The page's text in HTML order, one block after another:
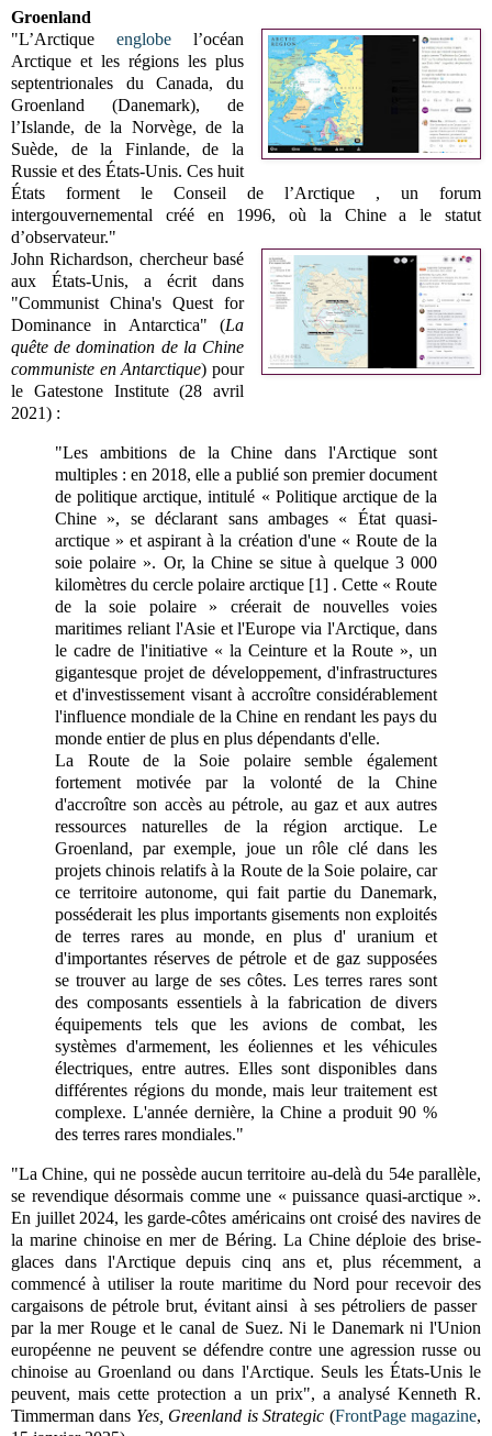
Groenland
"L’Arctique englobe l’océan
Arctique et les régions les plus
septentrionales du Canada, du
Groenland (Danemark), de
l’Islande, de la Norvège, de la
Suède, de la Finlande, de la
Russie et des États-Unis. Ces huit
États forment le Conseil de l’Arctique , un forum
intergouvernemental créé en 1996, où la Chine a le statut
d’observateur."
John Richardson, chercheur basé
aux États-Unis, a écrit dans
"Communist China's Quest for
Dominance in Antarctica" (La
quête de domination de la Chine
communiste en Antarctique) pour
le Gatestone Institute (28 avril
2021) :
"Les ambitions de la Chine dans l'Arctique sont
multiples : en 2018, elle a publié son premier document
de politique arctique, intitulé « Politique arctique de la
Chine », se déclarant sans ambages « État quasi-
arctique » et aspirant à la création d'une « Route de la
soie polaire ». Or, la Chine se situe à quelque 3 000
kilomètres du cercle polaire arctique [1] . Cette « Route
de la soie polaire » créerait de nouvelles voies
maritimes reliant l'Asie et l'Europe via l'Arctique, dans
le cadre de l'initiative « la Ceinture et la Route », un
gigantesque projet de développement, d'infrastructures
et d'investissement visant à accroître considérablement
l'influence mondiale de la Chine en rendant les pays du
monde entier de plus en plus dépendants d'elle.
La Route de la Soie polaire semble également
fortement motivée par la volonté de la Chine
d'accroître son accès au pétrole, au gaz et aux autres
ressources naturelles de la région arctique. Le
Groenland, par exemple, joue un rôle clé dans les
projets chinois relatifs à la Route de la Soie polaire, car
ce territoire autonome, qui fait partie du Danemark,
posséderait les plus importants gisements non exploités
de terres rares au monde, en plus d' uranium et
d'importantes réserves de pétrole et de gaz supposées
se trouver au large de ses côtes. Les terres rares sont
des composants essentiels à la fabrication de divers
équipements tels que les avions de combat, les
systèmes d'armement, les éoliennes et les véhicules
électriques, entre autres. Elles sont disponibles dans
différentes régions du monde, mais leur traitement est
complexe. L'année dernière, la Chine a produit 90 %
des terres rares mondiales."
"La Chine, qui ne possède aucun territoire au-delà du 54e parallèle,
se revendique désormais comme une « puissance quasi-arctique ».
En juillet 2024, les garde-côtes américains ont croisé des navires de
la marine chinoise en mer de Béring. La Chine déploie des brise-
glaces dans l'Arctique depuis cinq ans et, plus récemment, a
commencé à utiliser la route maritime du Nord pour recevoir des
cargaisons de pétrole brut, évitant ainsi à ses pétroliers de passer
par la mer Rouge et le canal de Suez. Ni le Danemark ni l'Union
européenne ne peuvent se défendre contre une agression russe ou
chinoise au Groenland ou dans l'Arctique. Seuls les États-Unis le
peuvent, mais cette protection a un prix", a analysé Kenneth R.
Timmerman dans Yes, Greenland is Strategic (FrontPage magazine,